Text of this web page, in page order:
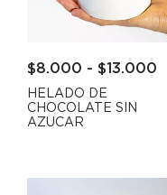
$8.000 - $13.000
HELADO DE
CHOCOLATE SIN
AZUCAR